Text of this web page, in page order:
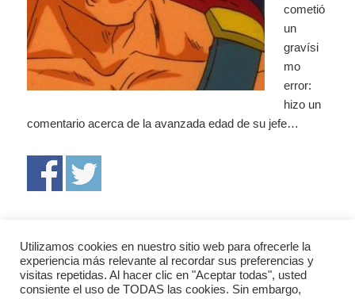
cometió
un
gravísi
mo
error:
hizo un
comentario acerca de la avanzada edad de su jefe…
entradas
ANTERIOR
Entrada
anterior:
Janenba y Hitler
Utilizamos cookies en nuestro sitio web para ofrecerle la
experiencia más relevante al recordar sus preferencias y
visitas repetidas. Al hacer clic en "Aceptar todas", usted
consiente el uso de TODAS las cookies. Sin embargo,